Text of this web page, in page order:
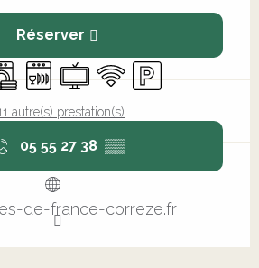
Réserver
linge
Lave vaisselle
Télévision
WiFi Parking
autre(s) prestation(s)
05 55 27 38 ▒▒
de-france-correze.fr